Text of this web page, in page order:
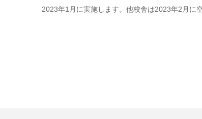
2023年1月に実施します。他校舎は2023年2月に